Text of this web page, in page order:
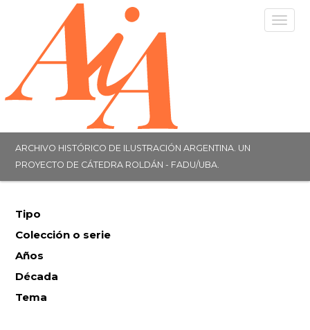
ARCHIVO HISTÓRICO DE ILUSTRACIÓN ARGENTINA. UN
PROYECTO DE CÁTEDRA ROLDÁN - FADU/UBA.
Tipo
Colección o serie
Años
Década
Tema